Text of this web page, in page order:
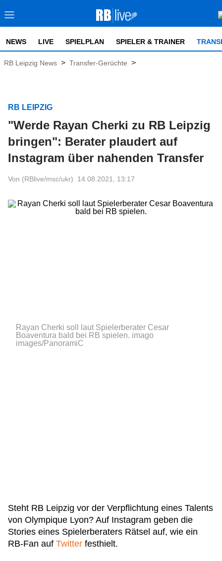
NEWS LIVE SPIELPLAN SPIELER & TRAINER
RB Leipzig News > Transfer-Gerüchte >
RB LEIPZIG
"Werde Rayan Cherki zu RB Leipzig
bringen": Berater plaudert auf
Instagram über nahenden Transfer
Von (RBlive/msc/ukr) 14.08.2021, 13:17
Rayan Cherki soll laut Spielerberater Cesar
Boaventura bald bei RB spielen. imago
images/PanoramiC
Steht RB Leipzig vor der Verpflichtung eines Talents
von Olympique Lyon? Auf Instagram geben die
Stories eines Spielerberaters Rätsel auf, wie ein
RB-Fan auf Twitter festhielt.